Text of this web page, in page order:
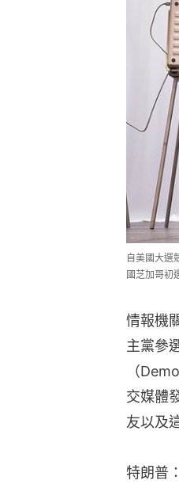
自美國大選
國芝加哥初
情報機
主黨參
（
交媒體
友以及
特朗普